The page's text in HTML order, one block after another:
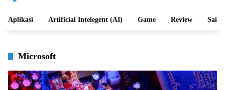
Aplikasi Artificial Intelegent (AI) Game Review Sains
Microsoft